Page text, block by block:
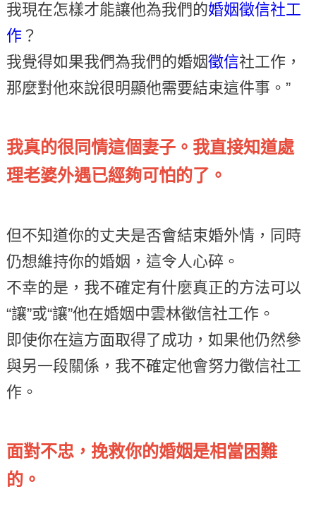
我現在怎樣才能讓他為我們的婚姻徵信社工
作？
我覺得如果我們為我們的婚姻徵信社工作，
那麼對他來說很明顯他需要結束這件事。”
我真的很同情這個妻子。我直接知道處
理老婆外遇已經夠可怕的了。
但不知道你的丈夫是否會結束婚外情，同時
仍想維持你的婚姻，這令人心碎。
不幸的是，我不確定有什麼真正的方法可以
“讓”或“讓”他在婚姻中雲林徵信社工作。
即使你在這方面取得了成功，如果他仍然參
與另一段關係，我不確定他會努力徵信社工
作。
面對不忠，挽救你的婚姻是相當困難
的。